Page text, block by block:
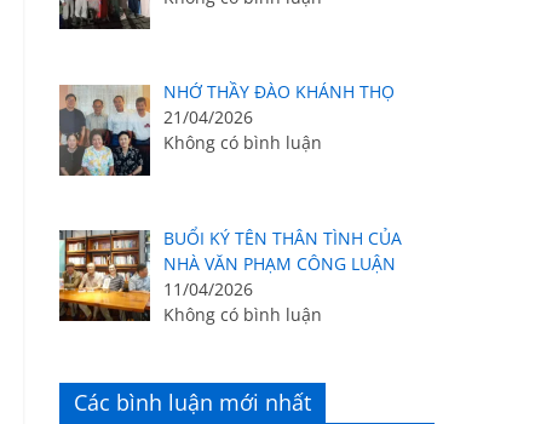
NHỚ THẦY ĐÀO KHÁNH THỌ
21/04/2026
Không có bình luận
BUỔI KÝ TÊN THÂN TÌNH CỦA
NHÀ VĂN PHẠM CÔNG LUẬN
11/04/2026
Không có bình luận
Các bình luận mới nhất